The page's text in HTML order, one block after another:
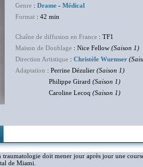
Genre : Drame - Médical
Format : 42 min
Chaîne de diffusion en France : TF1
Maison de Doublage : Nice Fellow (Saison 1)
Direction Artistique : Christèle Wurmser
Adaptation : Perrine Dézulier (Saison 1)
Philippe Girard (Saison 1)
Caroline Lecoq (Saison 1)
traumatologie doit mener jour après jour une
de Miami.